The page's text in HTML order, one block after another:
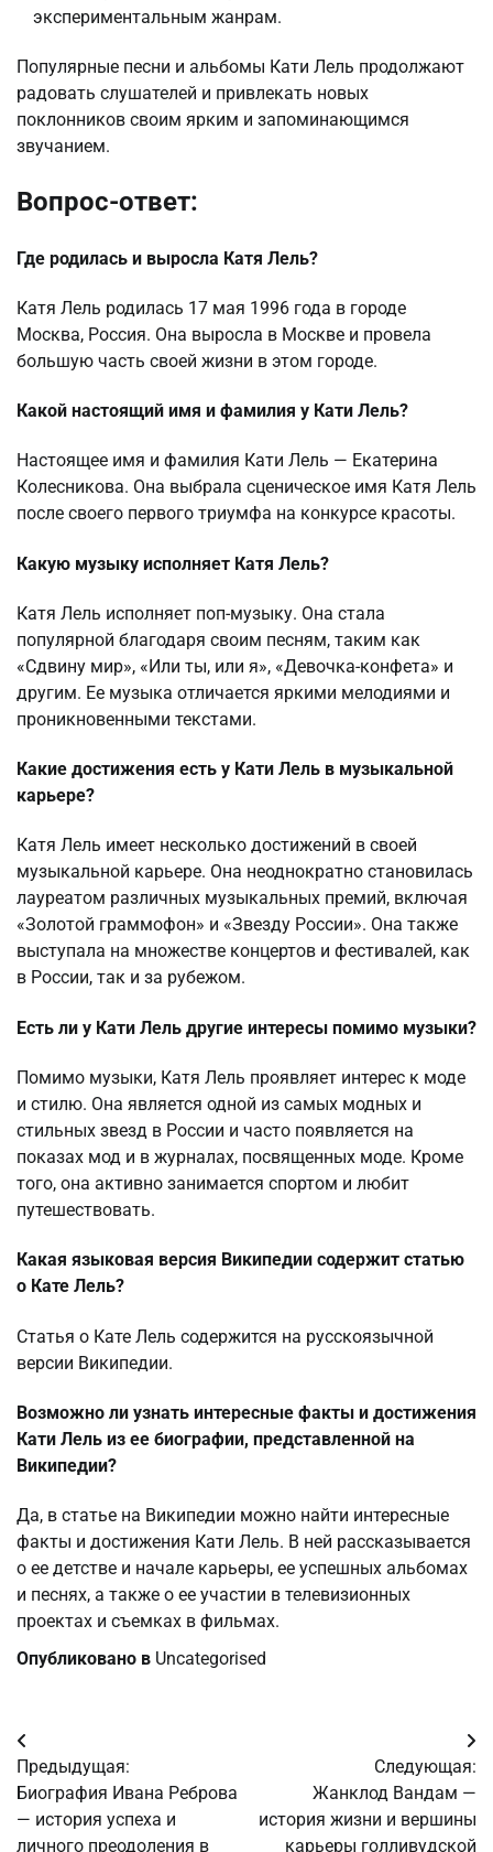
экспериментальным жанрам.
Популярные песни и альбомы Кати Лель продолжают
радовать слушателей и привлекать новых
поклонников своим ярким и запоминающимся
звучанием.
Вопрос-ответ:
Где родилась и выросла Катя Лель?
Катя Лель родилась 17 мая 1996 года в городе
Москва, Россия. Она выросла в Москве и провела
большую часть своей жизни в этом городе.
Какой настоящий имя и фамилия у Кати Лель?
Настоящее имя и фамилия Кати Лель — Екатерина
Колесникова. Она выбрала сценическое имя Катя Лель
после своего первого триумфа на конкурсе красоты.
Какую музыку исполняет Катя Лель?
Катя Лель исполняет поп-музыку. Она стала
популярной благодаря своим песням, таким как
«Сдвину мир», «Или ты, или я», «Девочка-конфета» и
другим. Ее музыка отличается яркими мелодиями и
проникновенными текстами.
Какие достижения есть у Кати Лель в музыкальной
карьере?
Катя Лель имеет несколько достижений в своей
музыкальной карьере. Она неоднократно становилась
лауреатом различных музыкальных премий, включая
«Золотой граммофон» и «Звезду России». Она также
выступала на множестве концертов и фестивалей, как
в России, так и за рубежом.
Есть ли у Кати Лель другие интересы помимо музыки?
Помимо музыки, Катя Лель проявляет интерес к моде
и стилю. Она является одной из самых модных и
стильных звезд в России и часто появляется на
показах мод и в журналах, посвященных моде. Кроме
того, она активно занимается спортом и любит
путешествовать.
Какая языковая версия Википедии содержит статью
о Кате Лель?
Статья о Кате Лель содержится на русскоязычной
версии Википедии.
Возможно ли узнать интересные факты и достижения
Кати Лель из ее биографии, представленной на
Википедии?
Да, в статье на Википедии можно найти интересные
факты и достижения Кати Лель. В ней рассказывается
о ее детстве и начале карьеры, ее успешных альбомах
и песнях, а также о ее участии в телевизионных
проектах и съемках в фильмах.
Опубликовано в Uncategorised
Навигация
по
записям
Предыдущая:
Биография Ивана Реброва
— история успеха и
личного преодоления в
Следующая:
Жанклод Вандам —
история жизни и вершины
карьеры голливудской